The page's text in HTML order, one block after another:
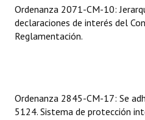
NORMATIVA
Resoluciones
Ordenanza 2071-CM-10:
declaraciones de interés del
Reglamentación.
Ordenanza 2845-CM-17: Se
5124. Sistema de protección